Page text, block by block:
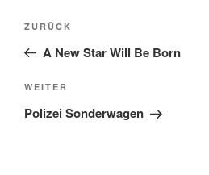
Beitragsnavigation
Vorheriger
Beitrag
ZURÜCK
A New Star Will Be Born
Nächster
Beitrag
WEITER
Polizei Sonderwagen